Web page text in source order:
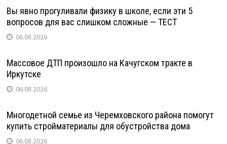
Вы явно прогуливали физику в школе, если эти 5
вопросов для вас слишком сложные — ТЕСТ
06.08.2026
Массовое ДТП произошло на Качугском тракте в
Иркутске
06.08.2026
Многодетной семье из Черемховского района помогут
купить стройматериалы для обустройства дома
06.08.2026